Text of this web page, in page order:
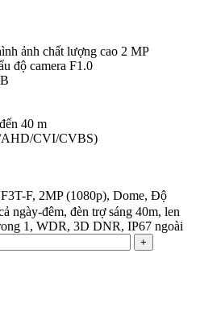
ảnh chất lượng cao 2 MP
độ camera F1.0
40 m
AHD/CVI/CVBS)
F, 2MP (1080p), Dome, Độ
ngày-đêm, đèn trợ sáng 40m, len
1, WDR, 3D DNR, IP67 ngoài